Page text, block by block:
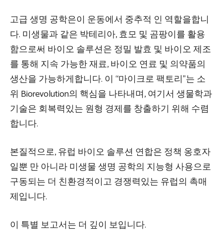
고급 생명 공학은이 운동에서 중추적 인 역할을합니
다. 미생물과 같은 박테리아, 효모 및 곰팡이를 활용
함으로써 바이오 솔루션은 정밀 발효 및 바이오 제조
를 통해 지속 가능한 재료, 바이오 연료 및 의약품의
생산을 가능하게합니다. 이 “마이크로 팩토리”는 소
위 Biorevolution의 핵심을 나타내며, 여기서 생물학과
기술은 회복력있는 원형 경제를 창출하기 위해 수렴
합니다.
본질적으로, 유럽 바이오 솔루션 연합은 정책 옹호자
일뿐 만 아니라 미생물 생명 공학의 지능형 사용으로
구동되는 더 친환경적이고 경쟁력있는 유럽의 촉매
제입니다.
이 특별 보고서는 더 깊이 보입니다.